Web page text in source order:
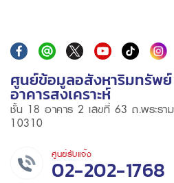
ศูนย์ข้อมูลอสังหาริมทรัพย์
อาคารสงเคราะห์
ชั้น 18 อาคาร 2 เลขที่ 63 ถ.พระรา
10310
ศูนย์รับแจ้ง
02-202-1768